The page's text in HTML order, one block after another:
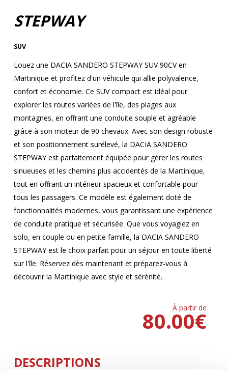
STEPWAY
SUV
Louez une DACIA SANDERO STEPWAY SUV 90CV en
Martinique et profitez d'un véhicule qui allie polyvalence,
confort et économie. Ce SUV compact est idéal pour
explorer les routes variées de l'île, des plages aux
montagnes, en offrant une conduite souple et agréable
grâce à son moteur de 90 chevaux. Avec son design robuste
et son positionnement surélevé, la DACIA SANDERO
STEPWAY est parfaitement équipée pour gérer les routes
sinueuses et les chemins plus accidentés de la Martinique,
tout en offrant un intérieur spacieux et confortable pour
tous les passagers. Ce modèle est également doté de
fonctionnalités modernes, vous garantissant une expérience
de conduite pratique et sécurisée. Que vous voyagiez en
solo, en couple ou en petite famille, la DACIA SANDERO
STEPWAY est le choix parfait pour un séjour en toute liberté
sur l'île. Réservez dès maintenant et préparez-vous à
découvrir la Martinique avec style et sérénité.
À partir de
€
80.00
DESCRIPTIONS